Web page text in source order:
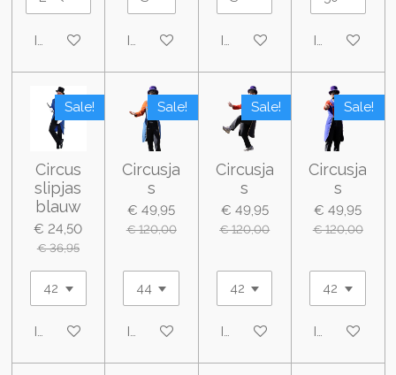
In winkelwagenIn winkelwagenIn winkelwagenIn
Sale!
Circus
slipjas
blauw
€ 24,50
€ 36,95
In winkelwagen
Sale!
Circusja
s
€ 49,95
€ 120,00
In winkelwagen
Sale!
Circusja
s
€ 49,95
€ 120,00
In winkelwagen
Sale!
Circusja
s
€ 49,95
€ 120,00
In